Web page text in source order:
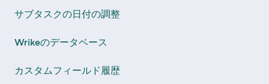
サブタスクの日付の調整
Wrikeのデータベース
カスタムフィールド履歴